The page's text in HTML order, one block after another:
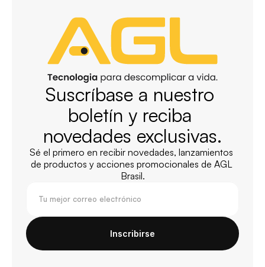
Suscríbase a nuestro
boletín y reciba
novedades exclusivas.
Sé el primero en recibir novedades, lanzamientos
de productos y acciones promocionales de AGL
Brasil.
Inscribirse